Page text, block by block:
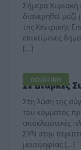
Σήμερα Κυριακή
διανεμηθεί
της Κεντρικής
επικείμενες
[…]
ΠΟΛΙΤΙΚΗ
Σε Διαρκές
Στη λύση της
του κόμματος
αποκλειστικές
ΣΥΝ στην
μειοψηφίας […]